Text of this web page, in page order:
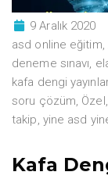
9 Aralık 2020
asd online eğitim,
deneme sınavı,
kafa dengi
soru çözüm, Özel,
takip, yine asd
Kafa